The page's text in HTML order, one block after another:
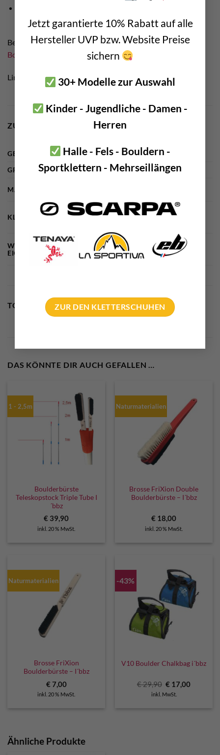
Jetzt garantierte 10% Rabatt auf alle
Hersteller UVP bzw. Website Preise
sichern
30+ Modelle zur Auswahl
Kinder - Jugendliche - Damen -
Herren
Halle - Fels - Bouldern -
Sportklettern - Mehrseillängen
ZUR DEN KLETTERSCHUHEN
wenn ihr fertig seid
Bei uns findest Du natürlich ein riesige Auswahl an
Boulderbürsten
damit es keine Ausreden ehr gibt
Link Tipp: zum Hersteller
ZUSÄTZLICHE INFORMATIONEN
GEWICHT
75 g
GRÖSSE
6 × 6 × 6 cm
MARKE
KLETTERDISZIPLIN
Alpinklettern, Bouldern, Kletterhalle,
WEITERE
EIGENSCHAFTEN
bolting.eu Empfehlung, Made in Europe,
tolles Preis – Leistungsverhältnis
TOP SELLER
DAS KÖNNTE DIR AUCH GEFALLEN …
1 - 2,5m
Boulderbürste
Teleskopstock Triple Tube I
´bbz
€ 39,90
inkl. 20 % MwSt.
Naturmaterialien
Brosse FriXion Double
Boulderbürste – I´bbz
€ 18,00
inkl. 20 % MwSt.
Naturmaterialien
Brosse FriXion
Boulderbürste – I´bbz
€7,00
inkl. 20 % MwSt.
-43%
V10 Boulder Chalkbag i´bbz
€29,90 Ursprünglicher
Preis
war:
€ 17,00
inkl. MwSt.
Ähnliche Produkte